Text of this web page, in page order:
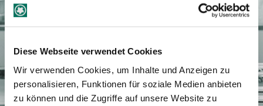
Diese Webseite verwendet Cookies
Wir verwenden Cookies, um Inhalte und Anzeigen zu
personalisieren, Funktionen für soziale Medien anbieten
zu können und die Zugriffe auf unsere Website zu